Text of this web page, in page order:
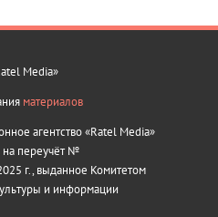
Media»
материалов
агентство «Ratel Media»
на переучёт №
г., выданное Комитетом
и информации